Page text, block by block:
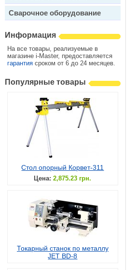
Сварочное оборудование
Информация
На все товары, реализуемые в
магазине i-Master, предоставляется
гарантия сроком от 6 до 24 месяцев.
Популярные товары
Стол опорный Корвет-311
Цена: 2,875.23 грн.
Токарный станок по металлу
JET BD-8